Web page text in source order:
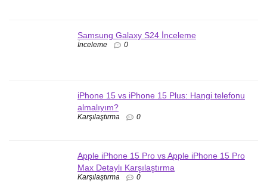
Samsung Galaxy S24 İnceleme
İnceleme 0
iPhone 15 vs iPhone 15 Plus: Hangi telefonu
almalıyım?
Karşılaştırma 0
Apple iPhone 15 Pro vs Apple iPhone 15 Pro
Max Detaylı Karşılaştırma
Karşılaştırma 0